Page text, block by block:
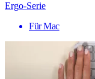
Ergo-Serie
Für Mac